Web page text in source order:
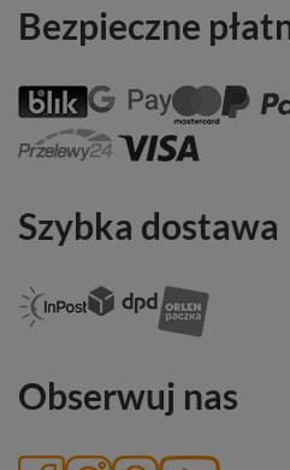
Bezpieczne
Szybka dostawa
Obserwuj nas